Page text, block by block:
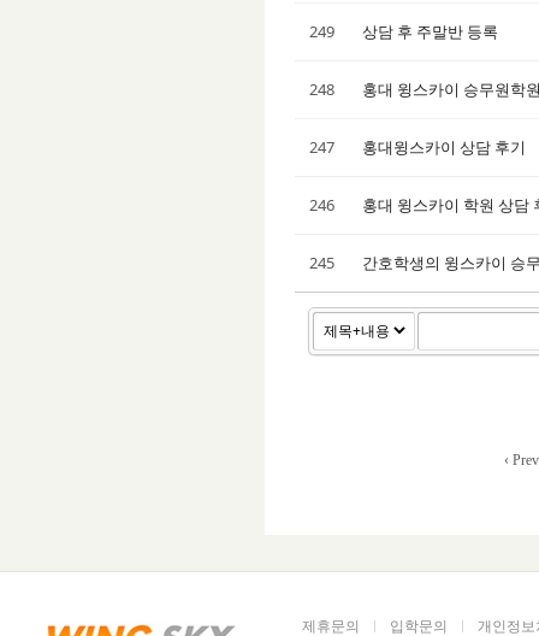
249 상담 후 주말반 등록
248 홍대 윙스카이 승무원학
247 홍대윙스카이 상담 후기
246 홍대 윙스카이 학원 상담
245 간호학생의 윙스카이 승
‹ Prev
제휴문의 입학문의 개인정보